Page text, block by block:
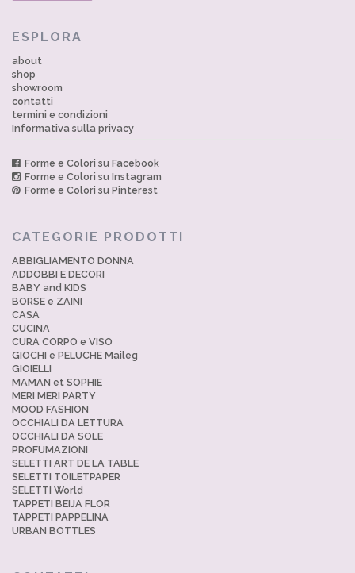
ESPLORA
about
shop
showroom
contatti
termini e condizioni
Informativa sulla privacy
Forme e Colori su Facebook
Forme e Colori su Instagram
Forme e Colori su Pinterest
CATEGORIE PRODOTTI
ABBIGLIAMENTO DONNA
ADDOBBI E DECORI
BABY and KIDS
BORSE e ZAINI
CASA
CUCINA
CURA CORPO e VISO
GIOCHI e PELUCHE Maileg
GIOIELLI
MAMAN et SOPHIE
MERI MERI PARTY
MOOD FASHION
OCCHIALI DA LETTURA
OCCHIALI DA SOLE
PROFUMAZIONI
SELETTI ART DE LA TABLE
SELETTI TOILETPAPER
SELETTI World
TAPPETI BEIJA FLOR
TAPPETI PAPPELINA
URBAN BOTTLES